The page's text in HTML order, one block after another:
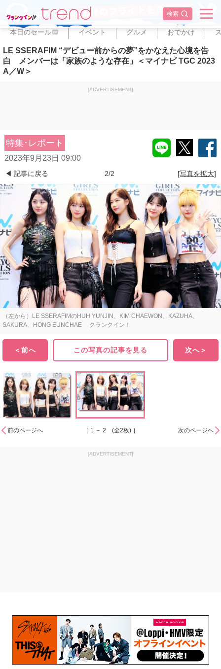
検索
✕
本日のセール PR イベント グルメ おでかけ
LE SSERAFIM “デビュー前からの夢”をかなえた心境を告
白 メンバーは「家族のような存在」＜マイナビ TGC 2023
A／W＞
[ADVERTISEMENT]
特集･レポート
2023年9月23日 09:00
◀ 記事に戻る 2/2 [写真を拡大]
（左から）LE SSERAFIMのHUH YUNJIN、KIM CHAEWON、KAZUHA、
SAKURA、HONG EUNCHAE クランクイン！
＜前へ この写真の記事を見る 次へ＞
前のページへ ［ 1 － 2 (全2枚) ］ 次のページへ
[ADVERTISEMENT]